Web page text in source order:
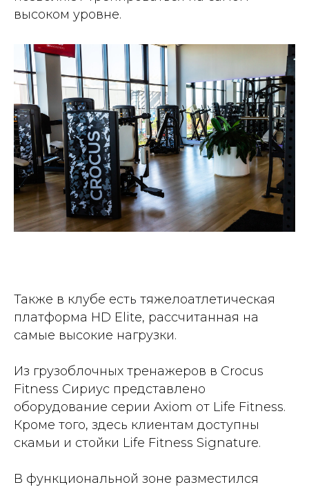
высоком уровне.
Также в клубе есть тяжелоатлетическая
платформа HD Elite, рассчитанная на
самые высокие нагрузки.
Из грузоблочных тренажеров в Crocus
Fitness Сириус представлено
оборудование серии Axiom от Life Fitness.
Кроме того, здесь клиентам доступны
скамьи и стойки Life Fitness Signature.
В функциональной зоне разместился